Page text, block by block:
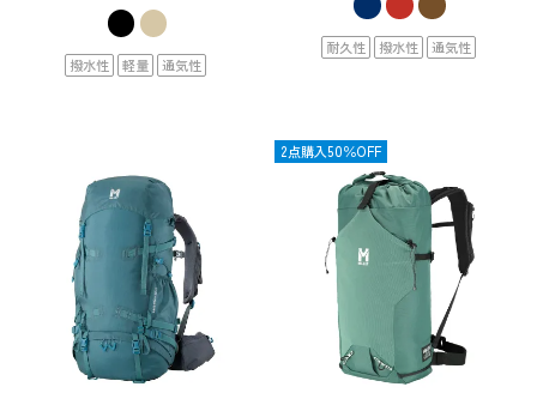
撥水性 軽量 通気性
耐久性 撥水性 通気性
限定
2点購入50％OFF